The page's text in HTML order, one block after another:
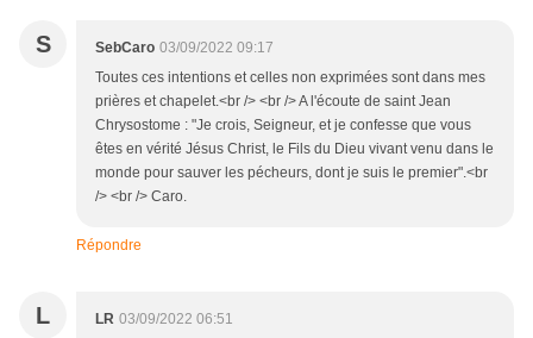
S SebCaro 03/09/2022 09:17
Toutes ces intentions et celles non exprimées sont dans mes
prières et chapelet.<br /> <br /> A l'écoute de saint Jean
Chrysostome : "Je crois, Seigneur, et je confesse que vous
êtes en vérité Jésus Christ, le Fils du Dieu vivant venu dans le
monde pour sauver les pécheurs, dont je suis le premier".<br
/> <br /> Caro.
Répondre
L LR 03/09/2022 06:51